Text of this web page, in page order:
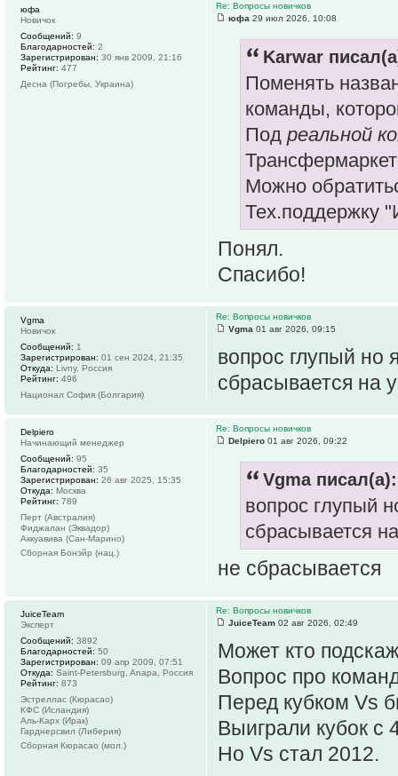
Re: Вопросы новичков
юфа 29 июл 2026, 10:08
Karwar
Поменять
команды,
Под реальной
Можно
Тех.поддержку
Понял.
Спасибо!
юфа
Новичок
Сообщений: 9
Благодарностей: 2
Зарегистрирован: 30 янв 2009, 21:16
Рейтинг: 477
Десна (Погребы, Украина)
Re: Вопросы новичков
Vgma 01 авг 2026, 09:15
вопрос глупый но
сбрасывается на
Vgma
Новичок
Сообщений: 1
Зарегистрирован: 01 сен 2024, 21:35
Откуда: Livny, Россия
Рейтинг: 496
Национал София (Болгария)
Re: Вопросы новичков
Delpiero 01 авг 2026, 09:22
Vgma писал(а):
вопрос глупый
сбрасывается
не сбрасывается
Delpiero
Начинающий менеджер
Сообщений: 95
Благодарностей: 35
Зарегистрирован: 26 авг 2025, 15:35
Откуда: Москва
Рейтинг: 789
Перт (Австралия)
Фиджалан (Эквадор)
Аккуавива (Сан-Марино)
Сборная Бонэйр (нац.)
Re: Вопросы новичков
JuiceTeam 02 авг 2026, 02:49
Может кто
Вопрос про
Перед кубком Vs
Выиграли кубок с
Но Vs стал 2012.
JuiceTeam
Эксперт
Сообщений: 3892
Благодарностей: 50
Зарегистрирован: 09 апр 2009, 07:51
Откуда: Saint-Petersburg, Anapa, Россия
Рейтинг: 873
Эстреллас (Кюрасао)
КФС (Исландия)
Аль-Карх (Ирак)
Гарднерсвил (Либерия)
Сборная Кюрасао (мол.)